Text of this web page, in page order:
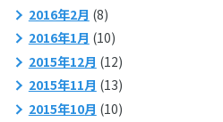
2016年2月 (8)
2016年1月 (10)
2015年12月 (12)
2015年11月 (13)
2015年10月 (10)